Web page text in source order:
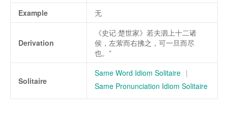
Example
无
Derivation
《史记·楚世家》若夫泗上十二诸
侯，左萦而右拂之，可一旦而尽
也。”
Solitaire
Same Word Idiom Solitaire |
Same Pronunciation Idiom Solitaire